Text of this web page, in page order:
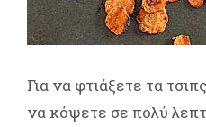
Για να φτιάξετε τα
να κόψετε σε πολύ